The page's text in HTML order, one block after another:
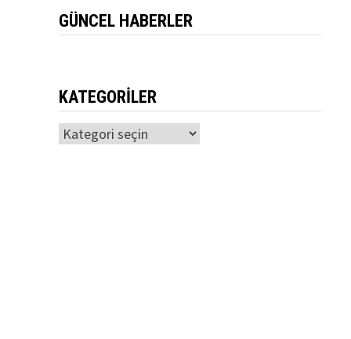
GÜNCEL HABERLER
KATEGORILER
Kategoriler